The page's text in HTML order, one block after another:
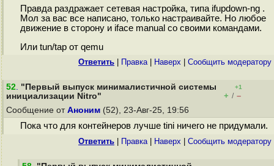
Правда раздражает сетевая настройка, типа ifupdown-ng .
Мол за вас все написано, только настраивайте. Но любое
движение в сторону и iface manual со своими командами.
Или tun/tap от qemu
Ответить Правка| Наверх Cообщить модератору
52. "Первый выпуск минималистичной системы
инициализации Nitro"
+1
+ / –
Сообщение от Аноним (52), 23-Авг-25, 19:56
Пока что для контейнеров лучше tini ничего не придумали.
Ответить Правка| Наверх Cообщить модератору